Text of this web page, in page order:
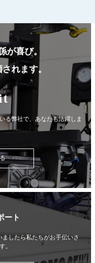
が喜び。
れます。
る弊社で、 あなたも活躍しま
ート
ましたら私たちがお手伝いさ
。